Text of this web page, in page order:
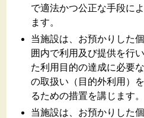
で適法かつ公正な手段に
ます。
当施設は、お預かりした
囲内で利用及び提供を行
た利用目的の達成に必要
の取扱い（目的外利用）
るための措置を講じます。
当施設は、お預かりした